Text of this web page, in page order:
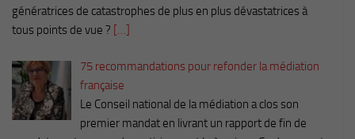
génératrices de catastrophes de plus en plus dévastatrices à
tous points de vue ? […]
75 recommandations pour refonder la médiation
française
Le Conseil national de la médiation a clos son
premier mandat en livrant un rapport de fin de